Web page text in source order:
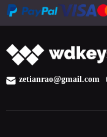
zetianrao@gmail.com